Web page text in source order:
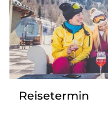
Busreisen
Bus mieten
Gutscheinshop
Über bus dich weg!
Reisetermin